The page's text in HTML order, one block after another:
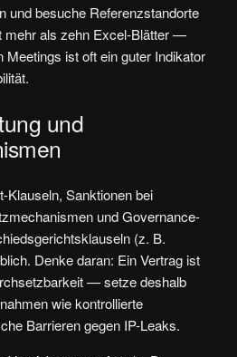
und besuche Referenzstandorte
mehr als zehn Excel-Blätter —
Meetings ist oft ein guter Indikator
und
Klauseln, Sanktionen bei
und Governance-
(z. B.
Denke daran: Ein Vertrag ist
— setze deshalb
wie kontrollierte
Barrieren gegen IP-Leaks.